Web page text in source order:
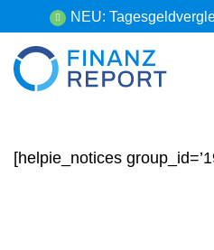
Inhalt
springen
NEU:
[helpie_notices